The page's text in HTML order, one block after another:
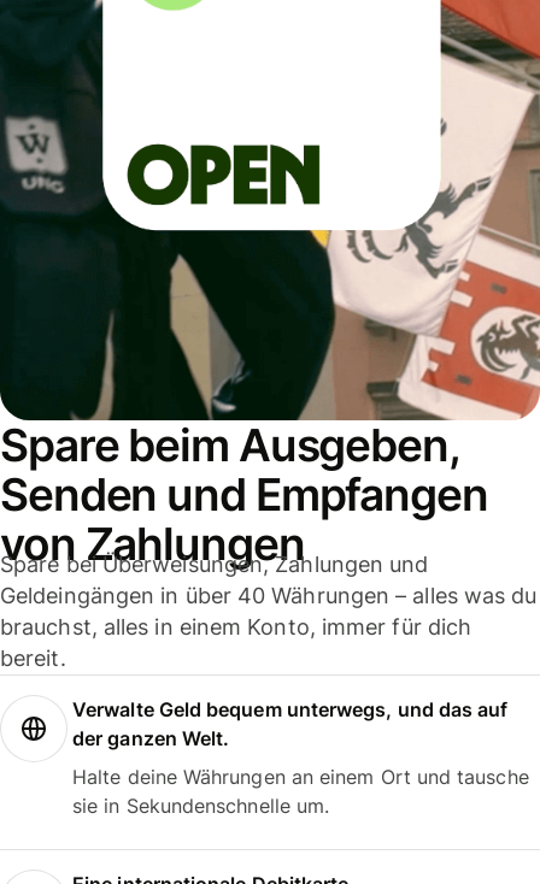
Spare beim Ausgeben,
Senden und Empfangen
von Zahlungen
Spare bei Überweisungen, Zahlungen und
Geldeingängen in über 40 Währungen – alles was du
brauchst, alles in einem Konto, immer für dich
bereit.
Verwalte Geld bequem unterwegs, und das auf
der ganzen Welt.
Halte deine Währungen an einem Ort und tausche
sie in Sekundenschnelle um.